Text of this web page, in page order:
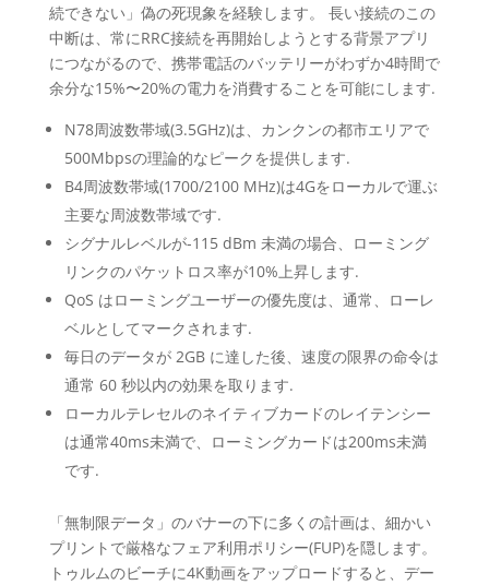
続できない」偽の死現象を経験します。 長い接続のこの
中断は、常にRRC接続を再開始しようとする背景アプリ
につながるので、携帯電話のバッテリーがわずか4時間で
余分な15%〜20%の電力を消費することを可能にします.
N78周波数帯域(3.5GHz)は、カンクンの都市エリアで
500Mbpsの理論的なピークを提供します.
B4周波数帯域(1700/2100 MHz)は4Gをローカルで運ぶ
主要な周波数帯域です.
シグナルレベルが-115 dBm 未満の場合、ローミング
リンクのパケットロス率が10%上昇します.
QoS はローミングユーザーの優先度は、通常、ローレ
ベルとしてマークされます.
毎日のデータが 2GB に達した後、速度の限界の命令は
通常 60 秒以内の効果を取ります.
ローカルテレセルのネイティブカードのレイテンシー
は通常40ms未満で、ローミングカードは200ms未満
です.
「無制限データ」のバナーの下に多くの計画は、細かい
プリントで厳格なフェア利用ポリシー(FUP)を隠します。
トゥルムのビーチに4K動画をアップロードすると、デー